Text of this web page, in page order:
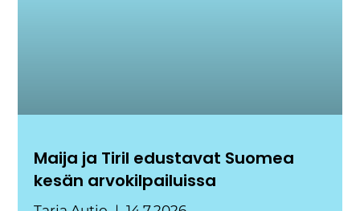
Maija ja Tiril edustavat Suomea
kesän arvokilpailuissa